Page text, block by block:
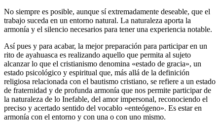
No siempre es posible, aunque sí extremadamente deseable, que el
trabajo suceda en un entorno natural. La naturaleza aporta la
armonía y el silencio necesarios para tener una experiencia notable.
Así pues y para acabar, la mejor preparación para participar en un
rito de ayahuasca es realizando aquello que permita al sujeto
alcanzar lo que el cristianismo denomina «estado de gracia», un
estado psicológico y espiritual que, más allá de la definición
religiosa relacionada con el bautismo cristiano, se refiere a un estado
de fraternidad y de profunda armonía que nos permite participar de
la naturaleza de lo Inefable, del amor impersonal, reconociendo el
preciso y acertado sentido del vocablo «enteógeno». Es estar en
armonía con el entorno y con una o con uno mismo.